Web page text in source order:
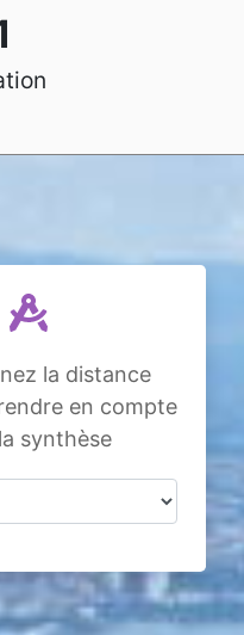
la distance
en compte
synthèse